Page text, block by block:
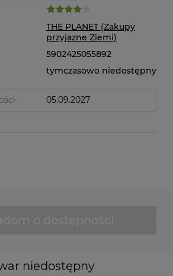
THE PLANET (Zakupy
przyjazne Ziemi)
5902425055892
tymczasowo niedostępny
05.09.2027
niedostępny